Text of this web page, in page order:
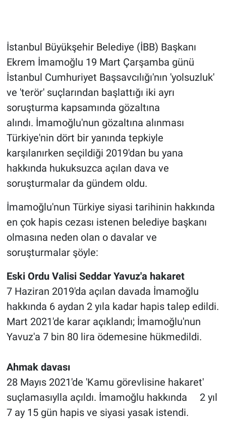
İstanbul Büyükşehir Belediye (İBB) Başkanı
Ekrem İmamoğlu 19 Mart Çarşamba günü
İstanbul Cumhuriyet Başsavcılığı'nın 'yolsuzluk'
ve 'terör' suçlarından başlattığı iki ayrı
soruşturma kapsamında gözaltına
alındı. İmamoğlu'nun gözaltına alınması
Türkiye'nin dört bir yanında tepkiyle
karşılanırken seçildiği 2019'dan bu yana
hakkında hukuksuzca açılan dava ve
soruşturmalar da gündem oldu.
İmamoğlu'nun Türkiye siyasi tarihinin hakkında
en çok hapis cezası istenen belediye başkanı
olmasına neden olan o davalar ve
soruşturmalar şöyle:
Eski Ordu Valisi Seddar Yavuz'a hakaret
7 Haziran 2019'da açılan davada İmamoğlu
hakkında 6 aydan 2 yıla kadar hapis talep edildi.
Mart 2021'de karar açıklandı; İmamoğlu'nun
Yavuz'a 7 bin 80 lira ödemesine hükmedildi.
Ahmak davası
28 Mayıs 2021'de 'Kamu görevlisine hakaret'
suçlamasıylla açıldı. İmamoğlu hakkında 2 yıl
7 ay 15 gün hapis ve siyasi yasak istendi.
Haber
İlan
Koronavirüs
Kültür Sanat
Ne demişti
Nedir
Popüler
Programlar
Sağlık
Spor
Teknoloji
Türkiye'nin Gündemi
Yerel Gündem